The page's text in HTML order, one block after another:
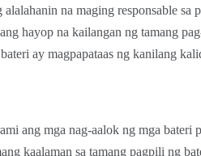
na maging responsable sa
hayop na kailangan ng tamang
ay magpapataas ng kanilang
ang mga nag-aalok ng mga
kaalaman sa tamang pagpili ng